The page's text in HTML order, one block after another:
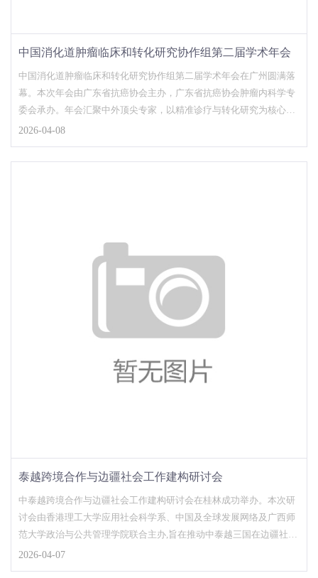
中国消化道肿瘤临床和转化研究协作组第二届学术年会
中国消化道肿瘤临床和转化研究协作组第二届学术年会在广州圆满落
幕。本次年会由广东省抗癌协会主办，广东省抗癌协会肿瘤内科学专
委会承办。年会汇聚中外顶尖专家，以精准诊疗与转化研究为核心，
探讨消化道肿瘤领域的...
2026-04-08
泰越跨境合作与边疆社会工作建构研讨会
中泰越跨境合作与边疆社会工作建构研讨会在桂林成功举办。本次研
讨会由香港理工大学应用社会科学系、中国及全球发展网络及广西师
范大学政治与公共管理学院联合主办,旨在推动中泰越三国在边疆社会
工作领域的交流与合...
2026-04-07